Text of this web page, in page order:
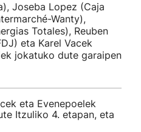
Joseba Lopez (Caja
Wanty),
Totales), Reuben
eta Karel Vacek
jokatuko dute garaipen
eta Evenepoelek
Itzuliko 4. etapan, eta